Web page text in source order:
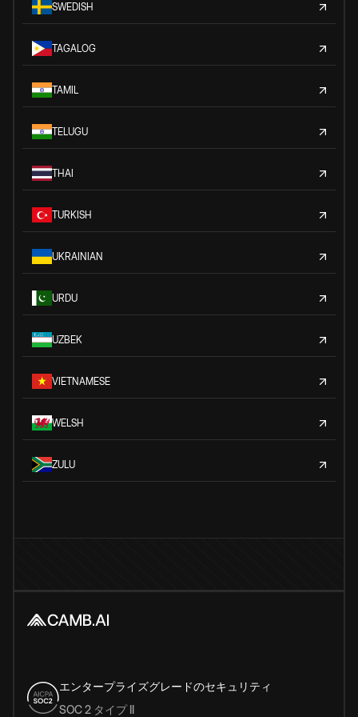
SWEDISH
TAGALOG
TAMIL
TELUGU
THAI
TURKISH
UKRAINIAN
URDU
UZBEK
VIETNAMESE
WELSH
ZULU
エンタープライズグレードのセキュリティ
SOC 2 タイプ II